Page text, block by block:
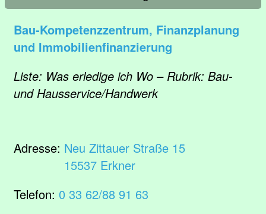
Bau-Kompetenzzentrum, Finanzplanung
und Immobilienfinanzierung
Liste: Was erledige ich Wo – Rubrik: Bau-
und Hausservice/Handwerk
Adresse: Neu Zittauer Straße 15
15537 Erkner
Telefon: 0 33 62/88 91 63